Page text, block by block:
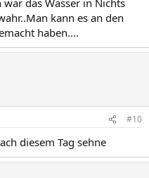
kann es an den
haben....
#10
diesem Tag sehne